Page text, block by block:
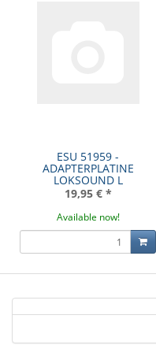
ESU 51959 -
ADAPTERPLATINE
LOKSOUND L
19,95 € *
Available now!